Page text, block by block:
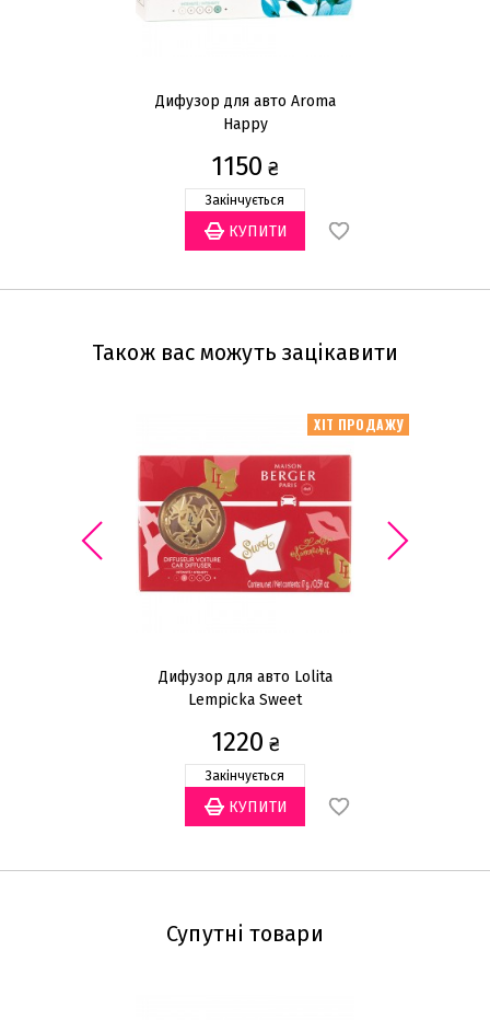
Дифузор для авто Aroma
Happy
1150 ₴
Закінчується
Також вас можуть зацікавити
ХІТ ПРОДАЖУ
Дифузор для авто Lolita
Lempicka Sweet
1220 ₴
Закінчується
Супутні товари